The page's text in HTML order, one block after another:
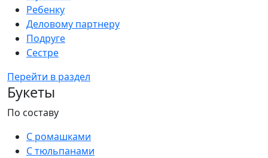
Ребенку
Деловому партнеру
Подруге
Сестре
Перейти в раздел
Букеты
По составу
С ромашками
С тюльпанами